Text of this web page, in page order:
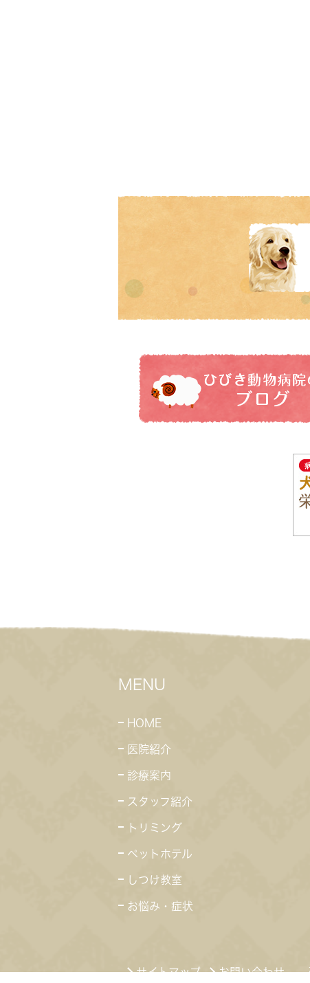
MENU
HOME
医院紹介
診療案内
スタッフ紹介
トリミング
ペットホテル
しつけ教室
お悩み・症状
サイトマップ お問い合わせ